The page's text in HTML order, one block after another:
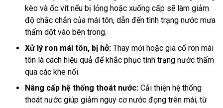
kèo và ốc vít nếu bị lỏng hoặc xuống cấp sẽ làm giảm
độ chắc chắn của mái tôn, dẫn đến tình trạng nước mưa
thấm dột vào bên trong.
Xử lý ron mái tôn, bị hở: Thay mới hoặc gia cố ron mái
tôn là cách hiệu quả để khắc phục tình trạng nước thấm
qua các khe nối.
Nâng cấp hệ thống thoát nước: Cải thiện hệ thống
thoát nước giúp giảm nguy cơ nước đọng trên mái, từ